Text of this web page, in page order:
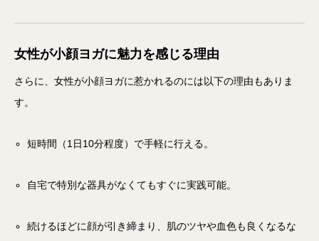
女性が小顔ヨガに魅力を感じる理由
さらに、女性が小顔ヨガに惹かれるのには以下の理由もありま
す。
短時間（1日10分程度）で手軽に行える。
自宅で特別な器具がなくてもすぐに実践可能。
続けるほどに顔が引き締まり、肌のツヤや血色も良くなるな